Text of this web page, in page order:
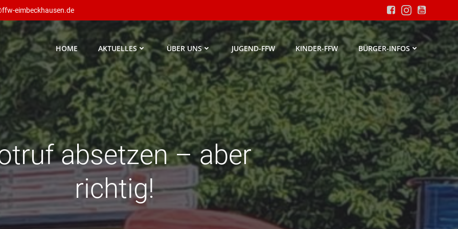
eimbeckhausen.de
HOME AKTUELLES ÜBER UNS JUGEND-FFW KINDER-FFW BÜRGER-INFOS
absetzen – aber
richtig!